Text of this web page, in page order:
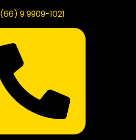
(66) 9 9909-1021